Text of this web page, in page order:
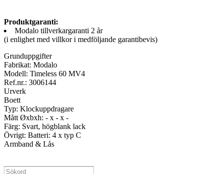
Produktgaranti:
Modalo tillverkargaranti 2 år
(i enlighet med villkor i medföljande garantibevis)
Grunduppgifter
Fabrikat: Modalo
Modell: Timeless 60 MV4
Ref.nr.: 3006144
Urverk
Boett
Typ: Klockuppdragare
Mått Øxbxh: - x - x -
Färg: Svart, högblank lack
Övrigt: Batteri: 4 x typ C
Armband & Lås